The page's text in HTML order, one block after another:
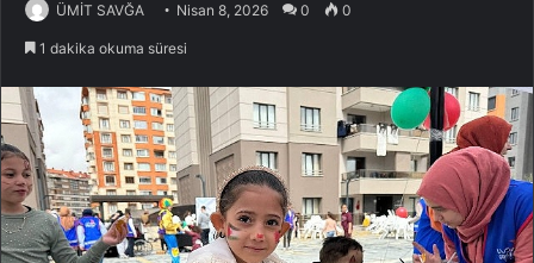
ÜMİT SAVĞA Nisan 8, 2026 0 0
1 dakika okuma süresi